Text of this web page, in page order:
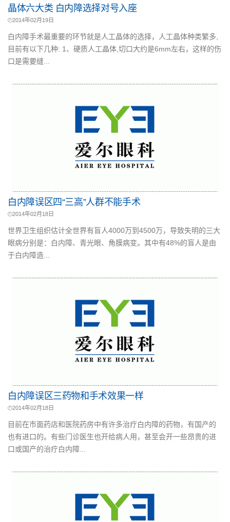
晶体六大类 白内障选择对号入座
2014年02月19日
白内障手术最重要的环节就是人工晶体的选择，人工晶体种类繁多,
目前有以下几种: 1、硬质人工晶体,切口大约是6mm左右，这样的伤
口是需要缝...
白内障误区四“三高”人群不能手术
2014年02月18日
世界卫生组织估计全世界有盲人4000万到4500万，导致失明的三大
眼病分别是：白内障、青光眼、角膜病变。其中有48%的盲人是由
于白内障造...
白内障误区三药物和手术效果一样
2014年02月18日
目前在市面药店和医院药房中有许多治疗白内障的药物，有国产的
也有进口的。有些门诊医生也开给病人用，甚至会开一些昂贵的进
口或国产的治疗白内障...